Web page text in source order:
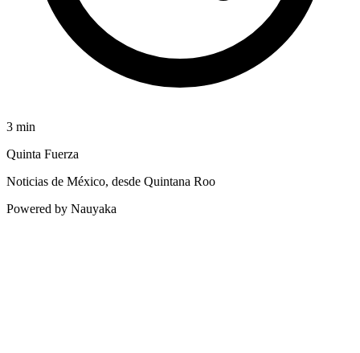
3 min
Quinta Fuerza
Noticias de México, desde Quintana Roo
Powered by Nauyaka